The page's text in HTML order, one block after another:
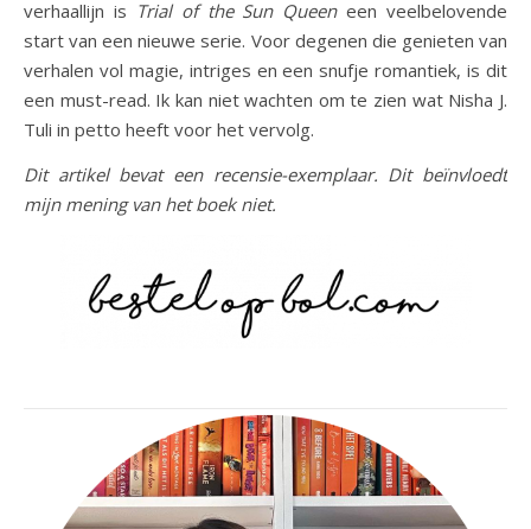
verhaallijn is Trial of the Sun Queeneen veelbelovende
start van een nieuwe serie. Voor degenen die genieten van
verhalen vol magie, intriges en een snufje romantiek, is dit
een must-read. Ik kan niet wachten om te zien wat Nisha J.
Tuli in petto heeft voor het vervolg​.
Dit artikel bevat een recensie-exemplaar. Dit beïnvloedt
mijn mening van het boek niet.